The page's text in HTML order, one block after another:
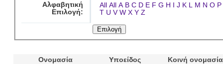
Αλφαβητική
Επιλογή:
All All A B C D E F G H I J K L M N O P
T U V W X Y Z
Ονομασία Υποείδος
Κοινή ονομασία